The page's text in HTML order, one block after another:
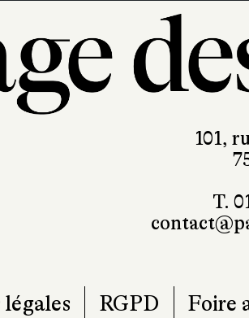
101,
T.
RGPD Foire